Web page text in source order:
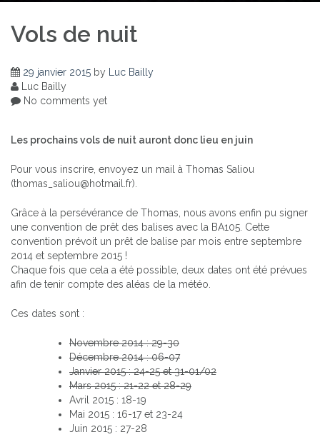
Vols de nuit
29 janvier 2015 by Luc Bailly
Luc Bailly
No comments yet
Les prochains vols de nuit auront donc lieu en juin
Pour vous inscrire, envoyez un mail à Thomas Saliou
(thomas_saliou@hotmail.fr).
Grâce à la persévérance de Thomas, nous avons enfin pu signer
une convention de prêt des balises avec la BA105. Cette
convention prévoit un prêt de balise par mois entre septembre
2014 et septembre 2015 !
Chaque fois que cela a été possible, deux dates ont été prévues
afin de tenir compte des aléas de la météo.
Ces dates sont :
Novembre 2014 : 29-30
Décembre 2014 : 06-07
Janvier 2015 : 24-25 et 31-01/02
Mars 2015 : 21-22 et 28-29
Avril 2015 : 18-19
Mai 2015 : 16-17 et 23-24
Juin 2015 : 27-28